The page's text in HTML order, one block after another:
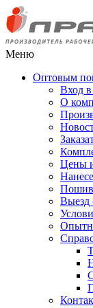
Меню
Оптовым
Вход
О
Цены
Пошив
Выезд